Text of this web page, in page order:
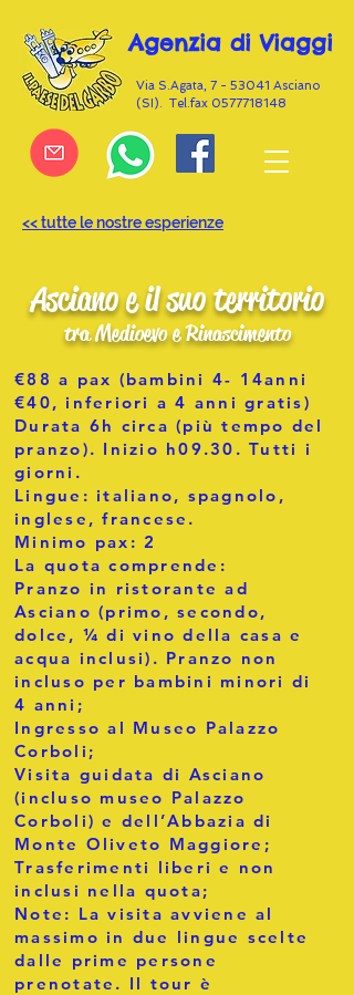
Agenzia di Viaggi
Via S.Agata, 7 - 53041 Asciano
(SI). Tel.fax 0577718148
<< tutte le nostre esperienze
Asciano e il suo territorio
tra Medioevo e Rinascimento
€88 a pax (bambini 4- 14anni
€40, inferiori a 4 anni gratis)
Durata 6h circa (più tempo del
pranzo). Inizio h09.30. Tutti i
giorni.
Lingue: italiano, spagnolo,
inglese, francese.
Minimo pax: 2
La quota comprende:
Pranzo in ristorante ad
Asciano (primo, secondo,
dolce, ¼ di vino della casa e
acqua inclusi). Pranzo non
incluso per bambini minori di
4 anni;
Ingresso al Museo Palazzo
Corboli;
Visita guidata di Asciano
(incluso museo Palazzo
Corboli) e dell’Abbazia di
Monte Oliveto Maggiore;
Trasferimenti liberi e non
inclusi nella quota;
Note: La visita avviene al
massimo in due lingue scelte
dalle prime persone
prenotate. Il tour è